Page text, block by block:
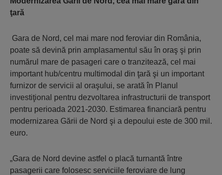
ţară
Gara de Nord, cel mai mare nod feroviar din România,
poate să devină prin amplasamentul său în oraş şi prin
numărul mare de pasageri care o tranzitează, cel mai
important hub/centru multimodal din ţară şi un important
furnizor de servicii al oraşului, se arată în Planul
investiţional pentru dezvoltarea infrastructurii de transport
pentru perioada 2021-2030. Estimarea financiară pentru
modernizarea Gării de Nord şi a depoului este de 300 mil.
euro.
„Gara de Nord devine astfel o placă turnantă între
pasagerii care folosesc serviciile feroviare de lung